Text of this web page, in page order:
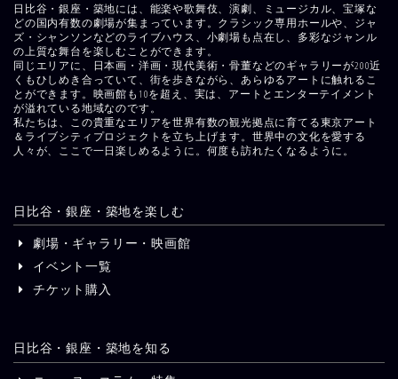
日比谷・銀座・築地には、能楽や歌舞伎、演劇、ミュージカル、宝塚な
どの国内有数の劇場が集まっています。クラシック専用ホールや、ジャ
ズ・シャンソンなどのライブハウス、小劇場も点在し、多彩なジャンル
の上質な舞台を楽しむことができます。
同じエリアに、日本画・洋画・現代美術・骨董などのギャラリーが200近
くもひしめき合っていて、街を歩きながら、あらゆるアートに触れるこ
とができます。映画館も10を超え、実は、アートとエンターテイメント
が溢れている地域なのです。
私たちは、この貴重なエリアを世界有数の観光拠点に育てる東京アート
＆ライブシティプロジェクトを立ち上げます。世界中の文化を愛する
人々が、ここで一日楽しめるように。何度も訪れたくなるように。
日比谷・銀座・築地を楽しむ
劇場・ギャラリー・映画館
イベント一覧
チケット購入
日比谷・銀座・築地を知る